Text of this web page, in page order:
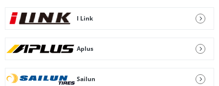
I Link
Aplus
Sailun